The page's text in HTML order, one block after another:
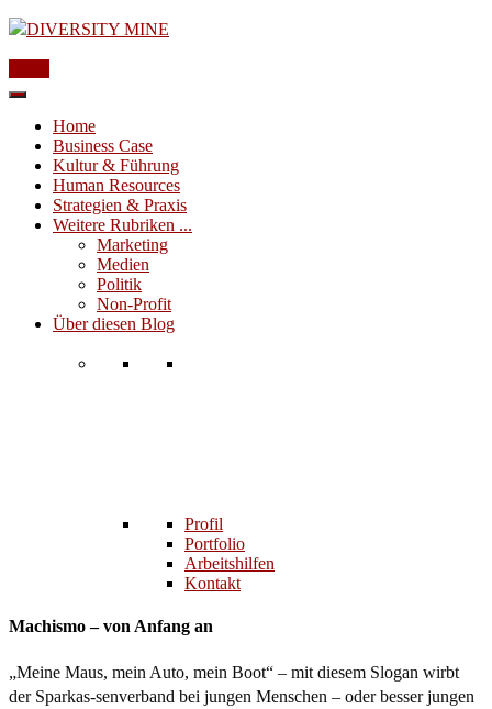
Home
Business Case
Kultur & Führung
Human Resources
Strategien & Praxis
Weitere Rubriken ...
Marketing
Medien
Politik
Non-Profit
Über diesen Blog
Profil
Portfolio
Arbeitshilfen
Kontakt
Machismo – von Anfang an
„Meine Maus, mein Auto, mein Boot“ – mit diesem Slogan wirbt
der Sparkas-senverband bei jungen Menschen – oder besser jungen